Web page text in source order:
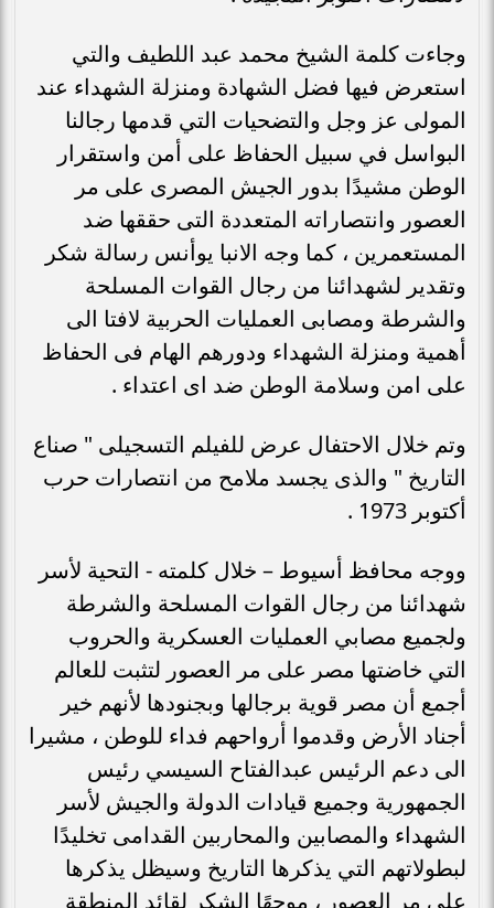
وجاءت كلمة الشيخ محمد عبد اللطيف والتي
استعرض فيها فضل الشهادة ومنزلة الشهداء عند
المولى عز وجل والتضحيات التي قدمها رجالنا
البواسل في سبيل الحفاظ على أمن واستقرار
الوطن مشيدًا بدور الجيش المصرى على مر
العصور وانتصاراته المتعددة التى حققها ضد
المستعمرين ، كما وجه الانبا يوأنس رسالة شكر
وتقدير لشهدائنا من رجال القوات المسلحة
والشرطة ومصابى العمليات الحربية لافتا الى
أهمية ومنزلة الشهداء ودورهم الهام فى الحفاظ
على امن وسلامة الوطن ضد اى اعتداء .
وتم خلال الاحتفال عرض للفيلم التسجيلى " صناع
التاريخ " والذى يجسد ملامح من انتصارات حرب
أكتوبر 1973 .
ووجه محافظ أسيوط – خلال كلمته - التحية لأسر
شهدائنا من رجال القوات المسلحة والشرطة
ولجميع مصابي العمليات العسكرية والحروب
التي خاضتها مصر على مر العصور لتثبت للعالم
أجمع أن مصر قوية برجالها وبجنودها لأنهم خير
أجناد الأرض وقدموا أرواحهم فداء للوطن ، مشيرا
الى دعم الرئيس عبدالفتاح السيسي رئيس
الجمهورية وجميع قيادات الدولة والجيش لأسر
الشهداء والمصابين والمحاربين القدامى تخليدًا
لبطولاتهم التي يذكرها التاريخ وسيظل يذكرها
على مر العصور ، موجهًا الشكر لقائد المنطقة